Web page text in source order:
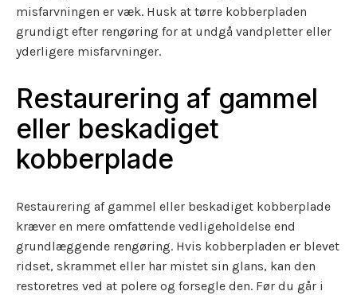
misfarvningen er væk. Husk at tørre kobberpladen
grundigt efter rengøring for at undgå vandpletter eller
yderligere misfarvninger.
Restaurering af gammel
eller beskadiget
kobberplade
Restaurering af gammel eller beskadiget kobberplade
kræver en mere omfattende vedligeholdelse end
grundlæggende rengøring. Hvis kobberpladen er blevet
ridset, skrammet eller har mistet sin glans, kan den
restoretres ved at polere og forsegle den. Før du går i